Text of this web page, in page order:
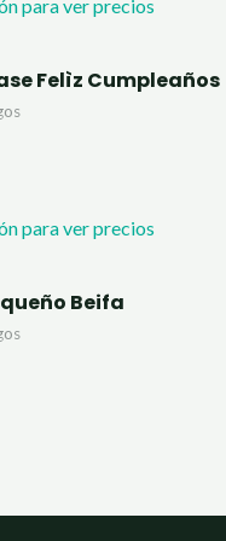
para ver precios
Felìz Cumpleaños
para ver precios
Beifa